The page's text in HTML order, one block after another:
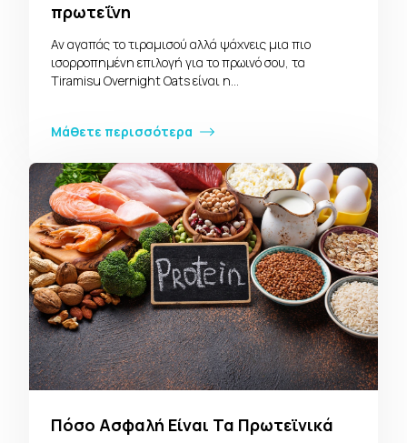
πρωτεΐνη
Αν αγαπάς το τιραμισού αλλά ψάχνεις μια πιο
ισορροπημένη επιλογή για το πρωινό σου, τα
Tiramisu Overnight Oats είναι η…
Μάθετε περισσότερα
Πόσο Ασφαλή Είναι Τα Πρωτεϊνικά